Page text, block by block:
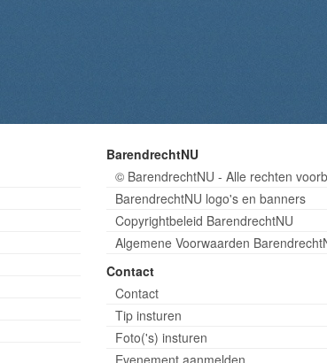
BarendrechtNU
© BarendrechtNU - Alle rechten
BarendrechtNU logo's en banners
Copyrightbeleid BarendrechtNU
Algemene Voorwaarden
Contact
Contact
Tip insturen
Foto('s) insturen